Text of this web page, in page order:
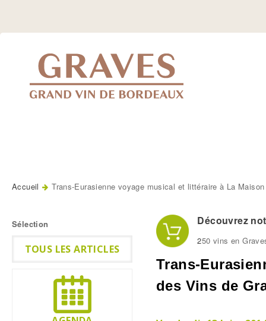
Jump
Accueil Trans-Eurasienne voyage musical et littéraire à La
Découvrez
250 vins en
Trans-
des Vins de
Sélection
TOUS LES ARTICLES